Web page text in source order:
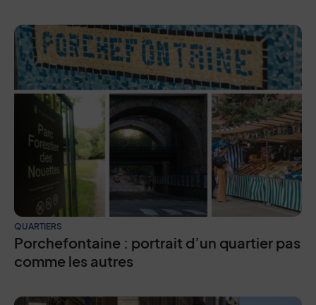
QUARTIERS
Porchefontaine : portrait d’un quartier pas
comme les autres